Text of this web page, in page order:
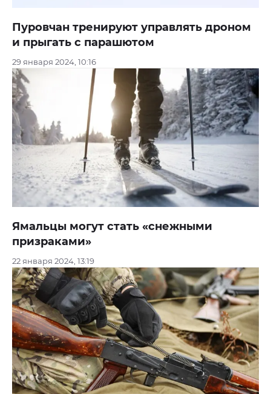
Пуровчан тренируют управлять дроном
и прыгать с парашютом
29 января 2024, 10:16
Ямальцы могут стать «снежными
призраками»
22 января 2024, 13:19